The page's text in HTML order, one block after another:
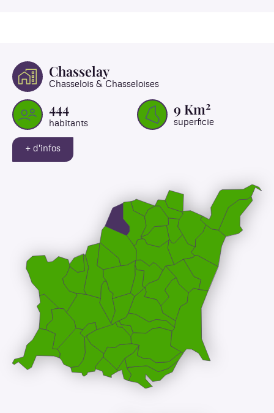
Chasselay
Chasselois & Chasseloises
444
habitants
9 Km2
superficie
+ d'infos